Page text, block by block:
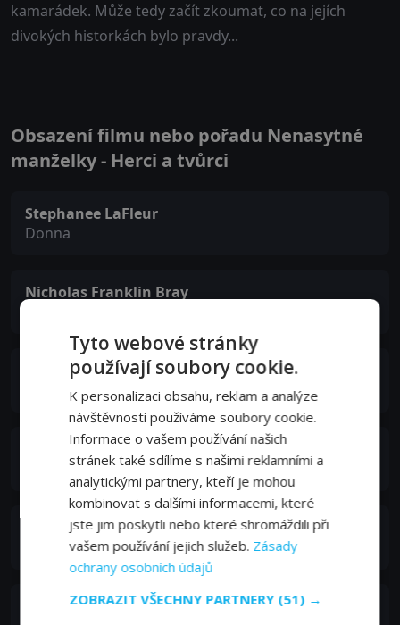
kamarádek. Může tedy začít zkoumat, co na jejích
divokých historkách bylo pravdy...
Obsazení filmu nebo pořadu Nenasytné
manželky - Herci a tvůrci
Stephanee LaFleur
Donna
Nicholas Franklin Bray
Ahmo Hight
Sandra
Landon Michaels
Chanda
Marjorie
LoriDawn Messuri
Tyto webové stránky
používají soubory cookie.
K personalizaci obsahu, reklam a analýze
návštěvnosti používáme soubory cookie.
Informace o vašem používání našich
stránek také sdílíme s našimi reklamními a
analytickými partnery, kteří je mohou
kombinovat s dalšími informacemi, které
jste jim poskytli nebo které shromáždili při
vašem používání jejich služeb. Zásady
ochrany osobních údajů
ZOBRAZIT VŠECHNY PARTNERY (51) →